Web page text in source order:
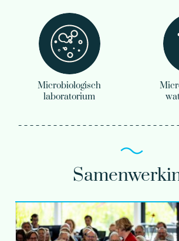
Microbiologisch
laboratorium